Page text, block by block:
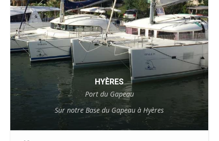
HYÈRES
Port du Gapeau
Sur notre Base du Gapeau à Hyères